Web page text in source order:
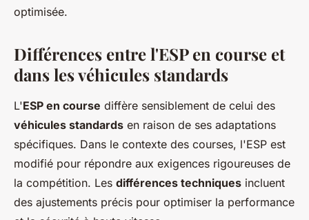
optimisée.
Différences entre l'ESP en course et
dans les véhicules standards
L'ESP en course diffère sensiblement de celui des
véhicules standards en raison de ses adaptations
spécifiques. Dans le contexte des courses, l'ESP est
modifié pour répondre aux exigences rigoureuses de
la compétition. Les différences techniques incluent
des ajustements précis pour optimiser la performance